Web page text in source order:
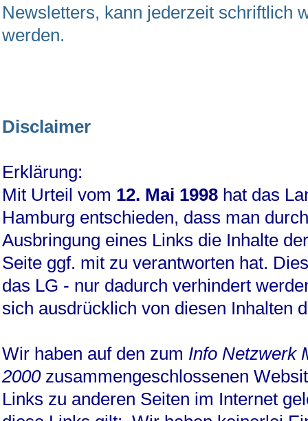
Newsletters, kann jederzeit schriftlich
werden.
Disclaimer
Erklärung:
Mit Urteil vom 12. Mai 1998 hat das
Hamburg entschieden, dass man
Ausbringung eines Links die Inhalte
Seite ggf. mit zu verantworten hat.
das LG - nur dadurch verhindert
sich ausdrücklich von diesen Inhalten
Wir haben auf den zum Info Netzwerk
2000 zusammengeschlossenen
Links zu anderen Seiten im Internet